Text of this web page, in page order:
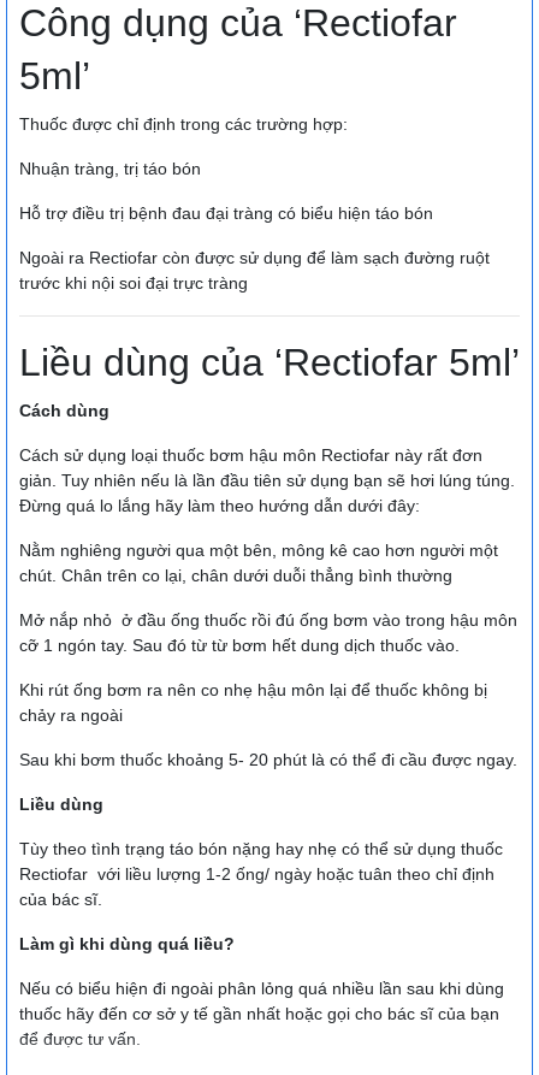
Công dụng của ‘Rectiofar
5ml’
Thuốc được chỉ định trong các trường hợp:
Nhuận tràng, trị táo bón
Hỗ trợ điều trị bệnh đau đại tràng có biểu hiện táo bón
Ngoài ra Rectiofar còn được sử dụng để làm sạch đường ruột
trước khi nội soi đại trực tràng
Liều dùng của ‘Rectiofar 5ml’
Cách dùng
Cách sử dụng loại thuốc bơm hậu môn Rectiofar này rất đơn
giản. Tuy nhiên nếu là lần đầu tiên sử dụng bạn sẽ hơi lúng túng.
Đừng quá lo lắng hãy làm theo hướng dẫn dưới đây:
Nằm nghiêng người qua một bên, mông kê cao hơn người một
chút. Chân trên co lại, chân dưới duỗi thẳng bình thường
Mở nắp nhỏ ở đầu ống thuốc rồi đú ống bơm vào trong hậu môn
cỡ 1 ngón tay. Sau đó từ từ bơm hết dung dịch thuốc vào.
Khi rút ống bơm ra nên co nhẹ hậu môn lại để thuốc không bị
chảy ra ngoài
Sau khi bơm thuốc khoảng 5- 20 phút là có thể đi cầu được ngay.
Liều dùng
Tùy theo tình trạng táo bón nặng hay nhẹ có thể sử dụng thuốc
Rectiofar với liều lượng 1-2 ống/ ngày hoặc tuân theo chỉ định
của bác sĩ.
Làm gì khi dùng quá liều?
Nếu có biểu hiện đi ngoài phân lỏng quá nhiều lần sau khi dùng
thuốc hãy đến cơ sở y tế gần nhất hoặc gọi cho bác sĩ của bạn
để được tư vấn.